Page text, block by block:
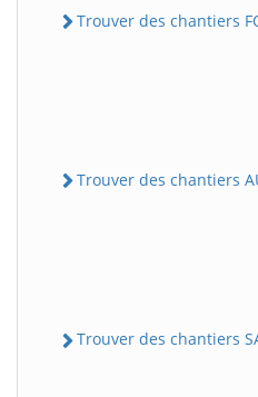
Trouver des chantiers
Trouver des chantiers
Trouver des chantiers